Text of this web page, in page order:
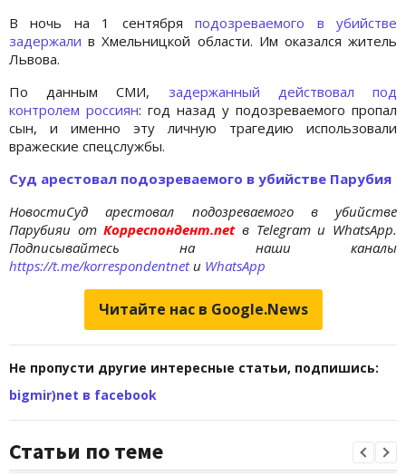
В ночь на 1 сентябряподозреваемого в убийстве
задержали в Хмельницкой области. Им оказался житель
Львова.
По данным СМИ, задержанный действовал под
контролем россиян: год назад у подозреваемого пропал
сын, и именно эту личную трагедию использовали
вражеские спецслужбы.
Суд арестовал подозреваемого в убийстве Парубия
НовостиСуд арестовал подозреваемого в убийстве
Парубияи отКорреспондент.netв Telegram и WhatsApp.
Подписывайтесь на наши каналы
https://t.me/korrespondentnetи WhatsApp
Читайте нас в Google.News
Не пропусти другие интересные статьи, подпишись:
bigmir)net в facebook
Статьи по теме